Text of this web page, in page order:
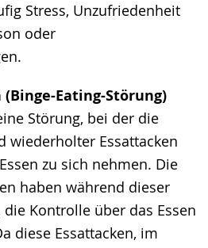
Stress, Unzufriedenheit
oder
(Binge-Eating-Störung)
Störung, bei der die
wiederholter Essattacken
zu sich nehmen. Die
haben während dieser
Kontrolle über das Essen
diese Essattacken, im